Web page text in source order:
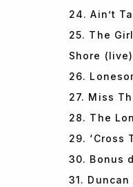
24. Ain’t
25. The
Shore (live)
26.
27. Miss
28. The
29. ‘Cross
30. Bonus
31. Duncan